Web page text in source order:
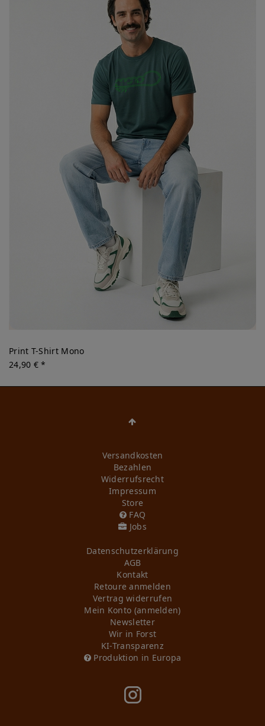
Print T-Shirt Mono
24,90 € *
Versandkosten
Bezahlen
Widerrufs­recht
Impressum
Store
FAQ
Jobs
Daten­schutz­erklärung
AGB
Kontakt
Retoure anmelden
Vertrag widerrufen
Mein Konto (anmelden)
Newsletter
Wir in Forst
KI-Transparenz
Produktion in Europa